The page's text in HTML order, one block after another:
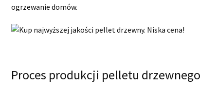
ogrzewanie domów.
Proces produkcji pelletu drzewnego